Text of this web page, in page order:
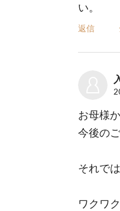
い。
返信
お母様
今後の
それで
ワクワ